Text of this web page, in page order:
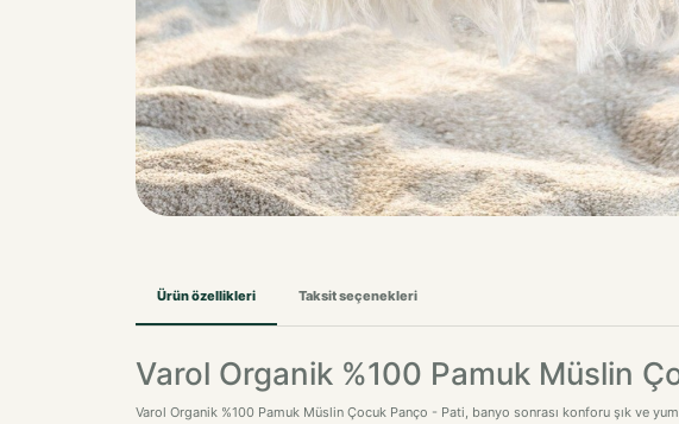
Ürün özellikleri Taksit seçenekleri
Varol Organik %100 Pamuk Müslin
Varol Organik %100 Pamuk Müslin Çocuk Panço - Pati, banyo sonrası konforu şık ve